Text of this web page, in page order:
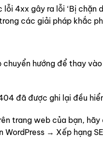
4xx gây ra lỗi ‘Bị chặn
các giải pháp khắc
hướng để thay
đã được ghi lại đều
trang web của bạn,
WordPress → Xếp hạng